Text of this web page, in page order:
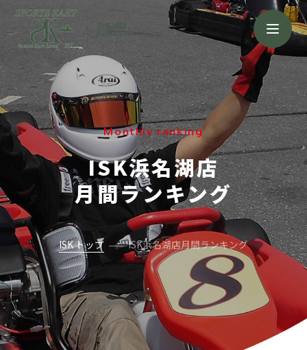
浜名湖店
HAMANAKO
Monthly ranking
ISK浜名湖店
月間ランキング
ISK トップ ISK浜名湖店月間ランキング